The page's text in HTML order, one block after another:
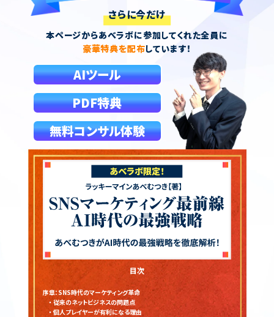
さらに今だけ
本ページからあべラボに参加してくれた全員に
豪華特典を配布しています！
AIツール
PDF特典
無料コンサル体験
目次
序章：SNS時代のマーケティング革命
・ 従来のネットビジネスの問題点
・ 個人プレイヤーが有利になる理由